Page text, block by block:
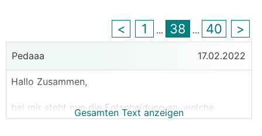
< 1 ... 38 ... 40 >
Pedaaa 17.02.2022
Hallo Zusammen,
bei mir steht nun die Entscheidung an, welche
Batterie ich meiner Victron Anlage gönnen werde.
Gesamten Text anzeigen